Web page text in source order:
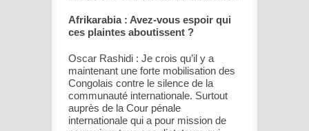
Afrikarabia : Avez-vous espoir qui
ces plaintes aboutissent ?
Oscar Rashidi : Je crois qu’il y a
maintenant une forte mobilisation des
Congolais contre le silence de la
communauté internationale. Surtout
auprès de la Cour pénale
internationale qui a pour mission de